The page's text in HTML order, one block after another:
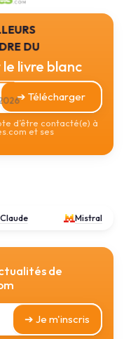
du
livre blanc
➔ Télécharger
d’être contacté(e) à
et ses
Claude Mistral
de
➔ Je m'inscris